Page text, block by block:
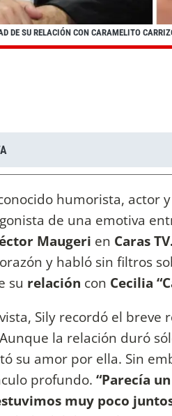
DE SU RELACIÓN CON CARAMELITO
humorista, actor
de una emotiva
Maugeri en Caras
y habló sin filtros
su relación con Cecilia
Sily recordó el breve
la relación duró
su amor por ella. Sin
profundo. “Parecía
muy poco